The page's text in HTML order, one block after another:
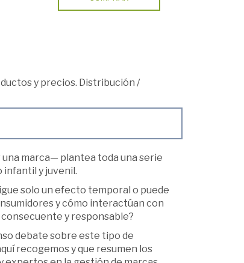
y precios. Distribución /
marca— plantea toda una serie
infantil y juvenil.
solo un efecto temporal o puede
y cómo interactúan con
y responsable?
debate sobre este tipo de
recogemos y que resumen los